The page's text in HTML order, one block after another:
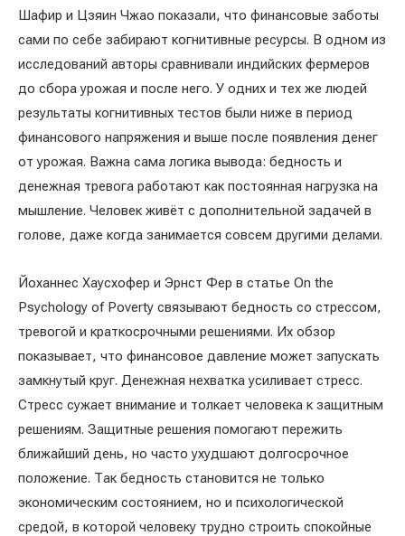
Шафир и Цзяин Чжао показали, что финансовые заботы
сами по себе забирают когнитивные ресурсы. В одном из
исследований авторы сравнивали индийских фермеров
до сбора урожая и после него. У одних и тех же людей
результаты когнитивных тестов были ниже в период
финансового напряжения и выше после появления денег
от урожая. Важна сама логика вывода: бедность и
денежная тревога работают как постоянная нагрузка на
мышление. Человек живёт с дополнительной задачей в
голове, даже когда занимается совсем другими делами.
Йоханнес Хаусхофер и Эрнст Фер в статье On the
Psychology of Poverty связывают бедность со стрессом,
тревогой и краткосрочными решениями. Их обзор
показывает, что финансовое давление может запускать
замкнутый круг. Денежная нехватка усиливает стресс.
Стресс сужает внимание и толкает человека к защитным
решениям. Защитные решения помогают пережить
ближайший день, но часто ухудшают долгосрочное
положение. Так бедность становится не только
экономическим состоянием, но и психологической
средой, в которой человеку трудно строить спокойные